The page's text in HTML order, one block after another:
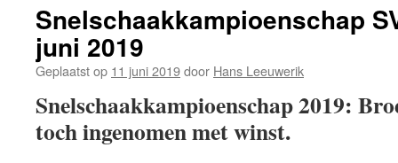
Snelschaakkampioenschap
juni 2019
Geplaatst op 11 juni 2019door Hans Leeuwerik
Snelschaakkampioenschap 2019:
toch ingenomen met winst.